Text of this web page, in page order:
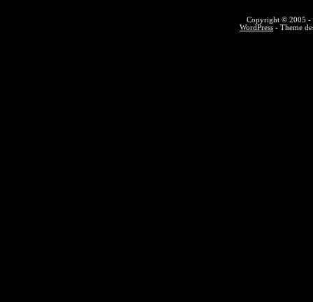
Copyright © 2005 -
WordPress - Theme